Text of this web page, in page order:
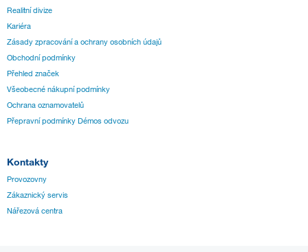
Realitní divize
Kariéra
Zásady zpracování a ochrany osobních údajů
Obchodní podmínky
Přehled značek
Všeobecné nákupní podmínky
Ochrana oznamovatelů
Přepravní podmínky Démos odvozu
Kontakty
Provozovny
Zákaznický servis
Nářezová centra